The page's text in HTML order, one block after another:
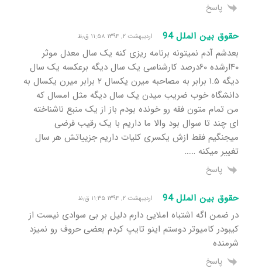
پاسخ
حقوق بین الملل 94 اردیبهشت ۲, ۱۳۹۴ ۱۱:۵۸ ق٫ظ
بعدشم آدم نمیتونه برنامه ریزی کنه یک سال معدل موثر
۴۰ارشده ۶۰درصد کارشناسی یک سال دیگه برعکسه یک سال
دیگه ۱.۵ برابر به مصاحبه میرن یکسال ۲ برابر میرن یکسال به
دانشگاه خوب ضریب میدن یک سال دیگه مثل امسال که
من تمام متون فقه رو خونده بودم باز از یک منبع ناشناخته
ای چند تا سوال بود والا ما داریم با یک رقیب فرضی
میجنگیم فقط ازش یکسری کلیات داریم جزییاتش هر سال
تغییر میکنه ……
پاسخ
حقوق بین الملل 94 اردیبهشت ۲, ۱۳۹۴ ۱۱:۳۵ ق٫ظ
در ضمن اگه اشتباه املایی دارم دلیل بر بی سوادی نیست از
کیبودر کامیوتر دوستم اینو تایپ کردم بعضی حروف رو نمیزد
شرمنده
پاسخ